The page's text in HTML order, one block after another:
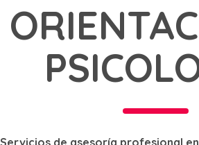
Servicios de asesoría profesional